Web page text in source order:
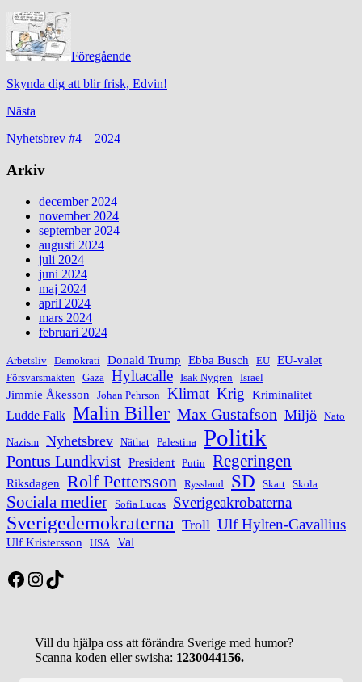
Föregående
Skynda dig att blir frisk, Edvin!
Nästa
Nyhetsbrev #4 – 2024
Arkiv
december 2024
november 2024
september 2024
augusti 2024
juli 2024
juni 2024
maj 2024
april 2024
mars 2024
februari 2024
Arbetsliv Demokrati Donald Trump Ebba Busch EU EU-valet
Försvarsmakten Gaza Hyltacalle Isak Nygren Israel
Jimmie Åkesson Johan Pehrson Klimat Krig Kriminalitet
Ludde Falk Malin Biller Max Gustafson Miljö Nato
Nazism Nyhetsbrev Näthat Palestina Politik
Pontus Lundkvist President Putin Regeringen
Riksdagen Rolf Pettersson Ryssland SD Skatt Skola
Sociala medier Sofia Lucas Sverigeakrobaterna
Sverigedemokraterna Troll Ulf Hylten-Cavallius
Ulf Kristersson USA Val
Facebook
Instagram
TikTok
Vill du hjälpa oss att förändra Sverige med humor?
Scanna koden eller swisha: 1230044156.